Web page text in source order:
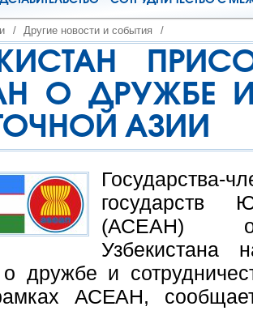
/ Другие новости и события /
О ДРУЖБЕ
АЗИИ
государств
(АСЕАН)
Узбекистана
о дружбе и
АСЕАН,